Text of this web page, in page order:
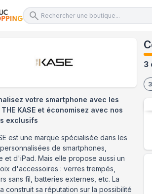
3
3
votre smartphone avec les
KASE et économisez avec nos
exclusifs
est une marque spécialisée dans les
de smartphones,
et d'iPad. Mais elle propose aussi un
d'accessoires : verres trempés,
sans fil, batteries externes, etc. La
construit sa réputation sur la possibilité